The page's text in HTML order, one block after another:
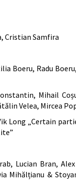
Cristian Samfira
Boeru, Radu
Mihail
Velea, Mircea
Long „Certain
Lucian Bran,
Mihălțianu &